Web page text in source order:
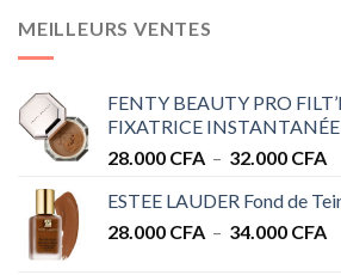
MEILLEURS VENTES
FENTY BEAUTY PRO
FIXATRICE INSTANTANÉE
28.000 CFA – 32.000 CFA
ESTEE LAUDER Fond de
28.000 CFA – 34.000 CFA